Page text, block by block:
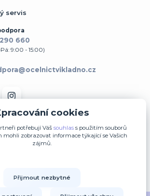
servis
660
9:00 - 15:00)
Upravit sběr cookies.
cookies
potřebují Váš souhlass použitím souborů
mohli zobrazovat informace týkající se Vašich
zájmů.
Přijmout nezbytné